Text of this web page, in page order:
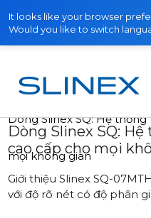
It looks like your browser
Would you like to switch
Trang chủ Tin tức
Dòng Slinex SQ: Hệ
mọi không gian
Dòng Slinex SQ:
cao cấp cho mọi
Giới thiệu Slinex SQ-
với độ rõ nét có độ phân